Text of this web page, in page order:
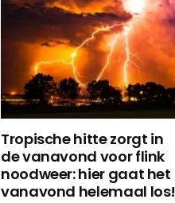
Tropische hitte zorgt in
de vanavond voor flink
noodweer: hier gaat het
vanavond helemaal los!